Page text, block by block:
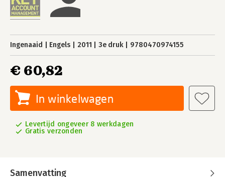
Ingenaaid Engels 2011 3e druk 9780470974155
€ 60,82
In winkelwagen
Levertijd ongeveer 8 werkdagen
Gratis verzonden
Samenvatting